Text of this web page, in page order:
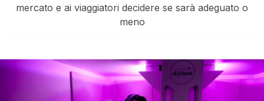
mercato e ai viaggiatori decidere se sarà adeguato o
meno